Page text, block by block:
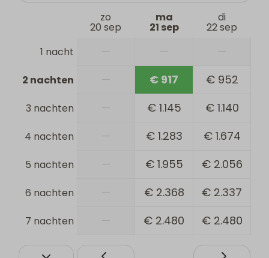
zo
20 sep
ma
21 sep
di
22 sep
1 nacht
2 nachten € 917 € 952
3 nachten € 1.145 € 1.140
4 nachten € 1.283 € 1.674
5 nachten € 1.955 € 2.056
6 nachten € 2.368 € 2.337
7 nachten € 2.480 € 2.480